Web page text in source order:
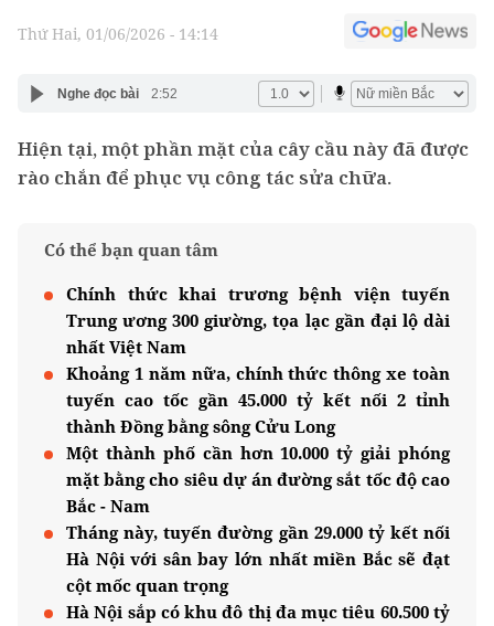
Thứ Hai, 01/06/2026 - 14:14
Nghe đọc bài 2:52
Hiện tại, một phần mặt của cây cầu này đã được
rào chắn để phục vụ công tác sửa chữa.
Có thể bạn quan tâm
Chính thức khai trương bệnh viện tuyến
Trung ương 300 giường, tọa lạc gần đại lộ dài
nhất Việt Nam
Khoảng 1 năm nữa, chính thức thông xe toàn
tuyến cao tốc gần 45.000 tỷ kết nối 2 tỉnh
thành Đồng bằng sông Cửu Long
Một thành phố cần hơn 10.000 tỷ giải phóng
mặt bằng cho siêu dự án đường sắt tốc độ cao
Bắc - Nam
Tháng này, tuyến đường gần 29.000 tỷ kết nối
Hà Nội với sân bay lớn nhất miền Bắc sẽ đạt
cột mốc quan trọng
Hà Nội sắp có khu đô thị đa mục tiêu 60.500 tỷ